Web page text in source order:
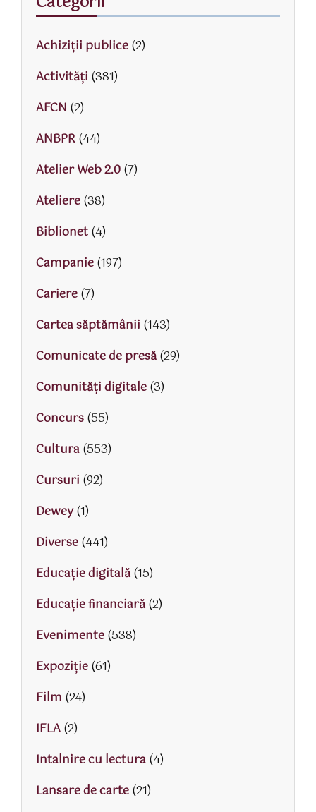
Achiziții publice(2)
Activităţi (381)
AFCN (2)
ANBPR(44)
Atelier Web 2.0(7)
Ateliere(38)
Biblionet(4)
Campanie(197)
Cariere(7)
Cartea săptămânii (143)
Comunicate de presă(29)
Comunități digitale(3)
Concurs(55)
Cultura(553)
Cursuri (92)
Dewey(1)
Diverse(441)
Educaţie digitală(15)
Educaţie financiară(2)
Evenimente(538)
Expoziție(61)
Film (24)
IFLA(2)
Intalnire cu lectura(4)
Lansare de carte(21)